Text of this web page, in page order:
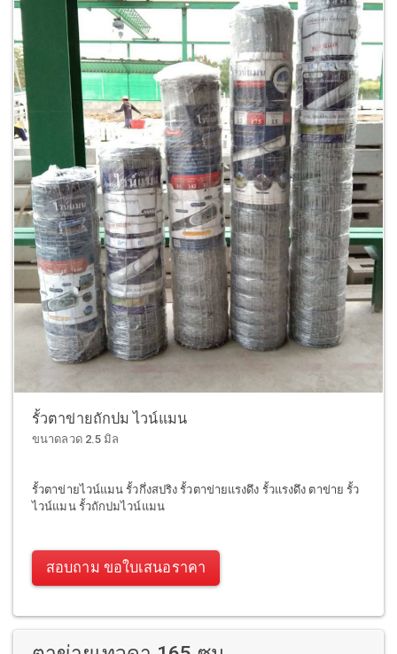
รั้วตาข่ายถักปม ไวน์แมน
ขนาดลวด 2.5 มิล
รั้วตาข่ายไวน์แมน รั้วกึ่งสปริง รั้วตาข่ายแรงดึง รั้วแรงดึง ตาข่าย รั้ว
ไวน์แมน รั้วถักปมไวน์แมน
สอบถาม ขอใบเสนอราคา